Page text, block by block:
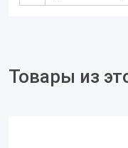
Товары из